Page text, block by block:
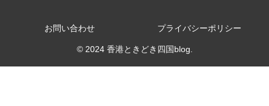
お問い合わせ プライバシーポリシー
© 2024 香港ときどき四国blog.